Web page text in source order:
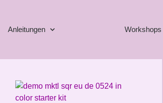
Anleitungen Workshops